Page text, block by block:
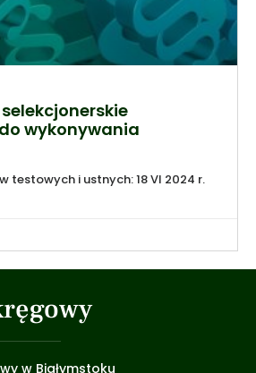
wykonywania
testowych i ustnych: 18 VI 2024 r.
w Białymstoku